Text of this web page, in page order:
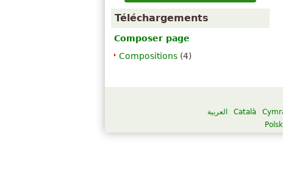
Téléchargements
Composer page
Compositions (4)
العربية Català